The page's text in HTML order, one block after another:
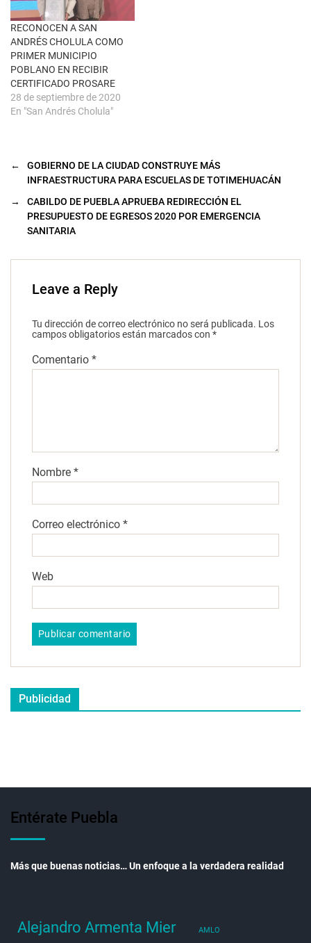
n
u
e
v
a
)
RECONOCEN A SAN
ANDRÉS CHOLULA COMO
PRIMER MUNICIPIO
POBLANO EN RECIBIR
CERTIFICADO PROSARE
28 de septiembre de 2020
En "San Andrés Cholula"
←
GOBIERNO DE LA CIUDAD CONSTRUYE MÁS
INFRAESTRUCTURA PARA ESCUELAS DE TOTIMEHUACÁN
→
CABILDO DE PUEBLA APRUEBA REDIRECCIÓN EL
PRESUPUESTO DE EGRESOS 2020 POR EMERGENCIA
SANITARIA
Leave a Reply
Tu dirección de correo electrónico no será publicada. Los
campos obligatorios están marcados con *
Comentario *
Nombre *
Correo electrónico *
Web
Publicidad
Entérate Puebla
Más que buenas noticias… Un enfoque a la verdadera realidad
Alejandro Armenta Mier AMLO